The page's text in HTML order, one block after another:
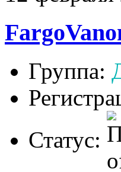
Группа:
Статус: